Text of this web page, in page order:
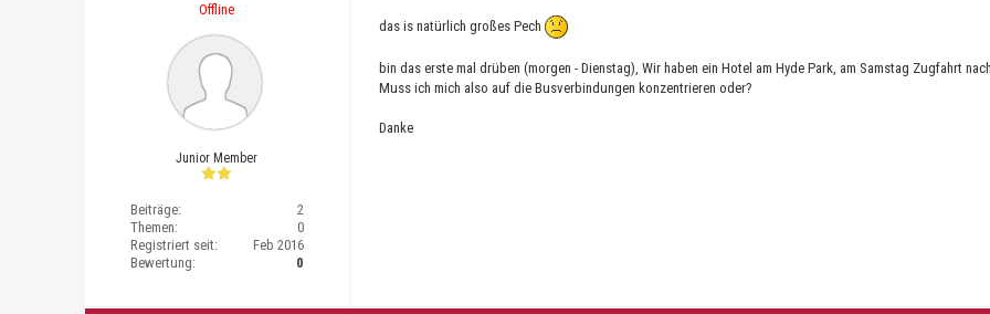
Offline
Junior Member
Beiträge:
2
Themen:
0
Registriert seit:
Feb 2016
Bewertung:
0
das is natürlich großes Pech
bin das erste mal drüben (morgen - Dienstag), Wir haben ein Hotel am Hyde Park, am Samstag Zugfahrt
Muss ich mich also auf die Busverbindungen konzentrieren oder?
Danke